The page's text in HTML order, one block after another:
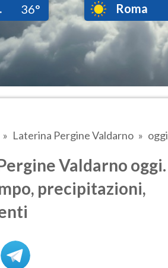
36° Roma
Laterina Pergine Valdarno oggi
Valdarno oggi.
precipitazioni,